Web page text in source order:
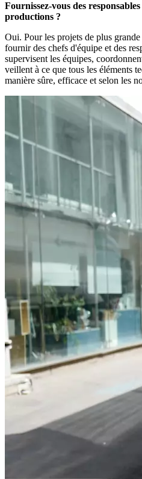
Fournissez-vous des
productions ?
Oui. Pour les projets de plus
fournir des chefs d'équipe et des
supervisent les équipes,
veillent à ce que tous les éléments
manière sûre, efficace et selon les